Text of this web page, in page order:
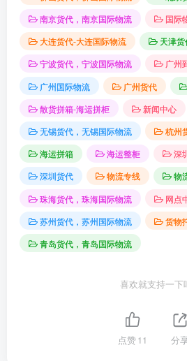
南京货代，南京国际物流
国际
大连货代-大连国际物流
天津
宁波货代，宁波国际物流
广州
广州国际物流
广州货代
散货拼箱-海运拼柜
新闻中心
无锡货代，无锡国际物流
杭州
海运拼箱
海运整柜
深
深圳货代
物流专线
物
珠海货代，珠海国际物流
网点
苏州货代，苏州国际物流
货物
青岛货代，青岛国际物流
喜欢就支持一下
点赞11 分